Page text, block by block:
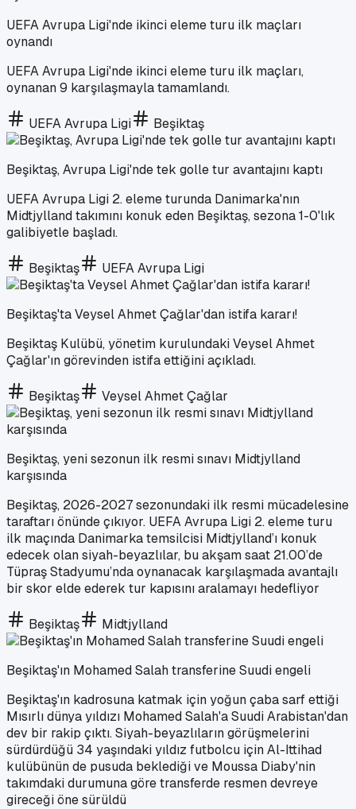
UEFA Avrupa Ligi'nde ikinci eleme turu ilk maçları
oynandı
UEFA Avrupa Ligi'nde ikinci eleme turu ilk maçları,
oynanan 9 karşılaşmayla tamamlandı.
UEFA Avrupa Ligi Beşiktaş
Beşiktaş, Avrupa Ligi'nde tek golle tur avantajını kaptı
UEFA Avrupa Ligi 2. eleme turunda Danimarka'nın
Midtjylland takımını konuk eden Beşiktaş, sezona 1-0'lık
galibiyetle başladı.
Beşiktaş UEFA Avrupa Ligi
Beşiktaş'ta Veysel Ahmet Çağlar'dan istifa kararı!
Beşiktaş Kulübü, yönetim kurulundaki Veysel Ahmet
Çağlar'ın görevinden istifa ettiğini açıkladı.
Beşiktaş Veysel Ahmet Çağlar
Beşiktaş, yeni sezonun ilk resmi sınavı Midtjylland
karşısında
Beşiktaş, 2026-2027 sezonundaki ilk resmi mücadelesine
taraftarı önünde çıkıyor. UEFA Avrupa Ligi 2. eleme turu
ilk maçında Danimarka temsilcisi Midtjylland’ı konuk
edecek olan siyah-beyazlılar, bu akşam saat 21.00’de
Tüpraş Stadyumu’nda oynanacak karşılaşmada avantajlı
bir skor elde ederek tur kapısını aralamayı hedefliyor
Beşiktaş Midtjylland
Beşiktaş'ın Mohamed Salah transferine Suudi engeli
Beşiktaş'ın kadrosuna katmak için yoğun çaba sarf ettiği
Mısırlı dünya yıldızı Mohamed Salah'a Suudi Arabistan'dan
dev bir rakip çıktı. Siyah-beyazlıların görüşmelerini
sürdürdüğü 34 yaşındaki yıldız futbolcu için Al-Ittihad
kulübünün de pusuda beklediği ve Moussa Diaby'nin
takımdaki durumuna göre transferde resmen devreye
gireceği öne sürüldü